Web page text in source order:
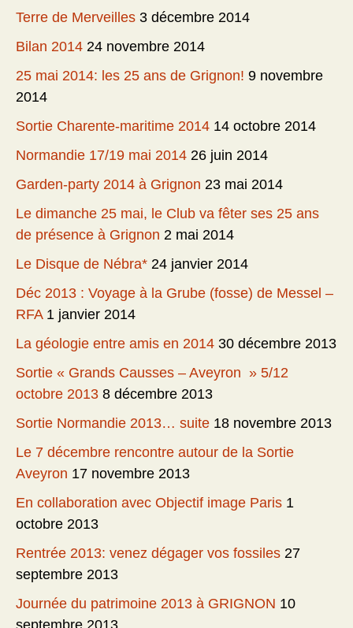
Terre de Merveilles 3 décembre 2014
Bilan 2014 24 novembre 2014
25 mai 2014: les 25 ans de Grignon! 9 novembre
2014
Sortie Charente-maritime 2014 14 octobre 2014
Normandie 17/19 mai 2014 26 juin 2014
Garden-party 2014 à Grignon 23 mai 2014
Le dimanche 25 mai, le Club va fêter ses 25 ans
de présence à Grignon 2 mai 2014
Le Disque de Nébra* 24 janvier 2014
Déc 2013 : Voyage à la Grube (fosse) de Messel –
RFA 1 janvier 2014
La géologie entre amis en 2014 30 décembre 2013
Sortie « Grands Causses – Aveyron » 5/12
octobre 2013 8 décembre 2013
Sortie Normandie 2013… suite 18 novembre 2013
Le 7 décembre rencontre autour de la Sortie
Aveyron 17 novembre 2013
En collaboration avec Objectif image Paris 1
octobre 2013
Rentrée 2013: venez dégager vos fossiles 27
septembre 2013
Journée du patrimoine 2013 à GRIGNON 10